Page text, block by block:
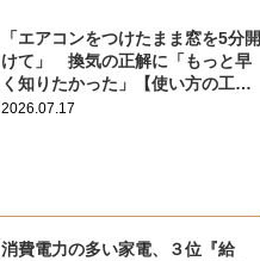
「エアコンをつけたまま窓を5分開
けて」 換気の正解に「もっと早
く知りたかった」【使い方の工夫4
選】
2026.07.17
消費電力の多い家電、３位『給